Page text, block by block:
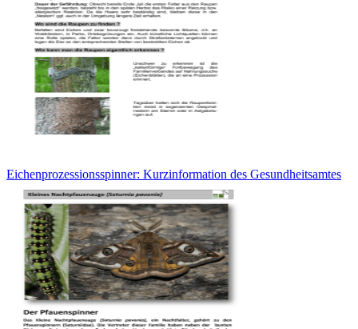
Eichenprozessionsspinner: Kurzinformation des Gesundheitsamtes